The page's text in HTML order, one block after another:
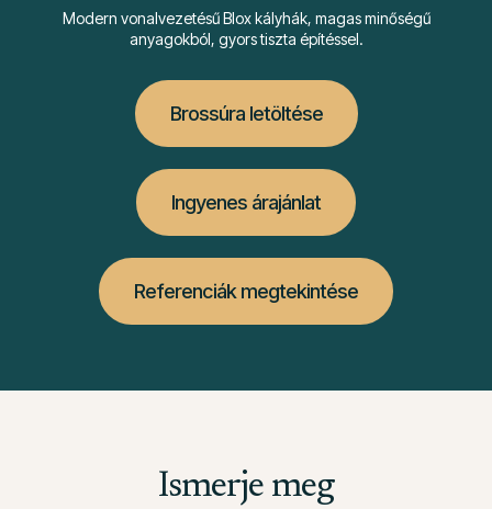
Modern vonalvezetésű Blox kályhák, magas minőségű
anyagokból, gyors tiszta építéssel.
Brossúra letöltése
Ingyenes árajánlat
Referenciák megtekintése
Ismerje meg